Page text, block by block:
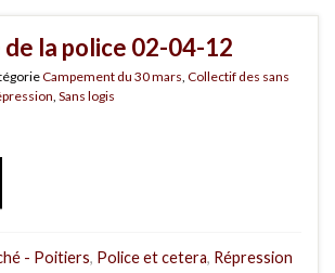
la police 02-04-12
Campement du 30 mars, Collectif des sans
, Sans logis
- Poitiers, Police et cetera, Répression